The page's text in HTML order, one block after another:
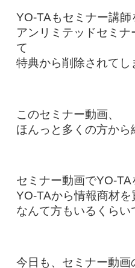
YO-TAもセミナー講
アンリミテッドセミ
て
特典から削除されてし
このセミナー動画、
ほんっと多くの方か
セミナー動画でYO-TA
YO-TAから情報商材
なんて方もいるくらい
今日も、セミナー動